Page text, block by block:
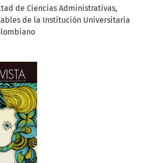
de Ciencias Administrativas,
de la Institución Universitaria